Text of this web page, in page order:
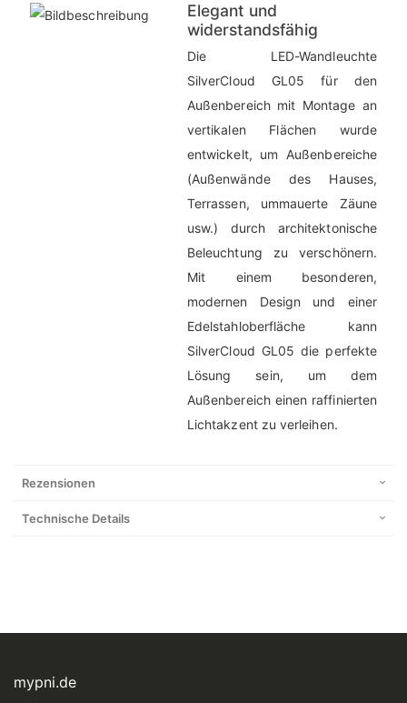
Elegant und
widerstandsfähig
Die LED-Wandleuchte
SilverCloud GL05 für den
Außenbereich mit Montage an
vertikalen Flächen wurde
entwickelt, um Außenbereiche
(Außenwände des Hauses,
Terrassen, ummauerte Zäune
usw.) durch architektonische
Beleuchtung zu verschönern.
Mit einem besonderen,
modernen Design und einer
Edelstahloberfläche kann
SilverCloud GL05 die perfekte
Lösung sein, um dem
Außenbereich einen raffinierten
Lichtakzent zu verleihen.
Rezensionen
Technische Details
mypni.de